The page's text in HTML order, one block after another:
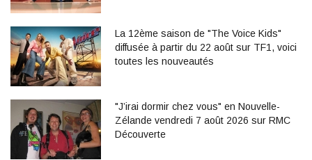
La 12ème saison de "The Voice Kids"
diffusée à partir du 22 août sur TF1, voici
toutes les nouveautés
"J’irai dormir chez vous" en Nouvelle-
Zélande vendredi 7 août 2026 sur RMC
Découverte